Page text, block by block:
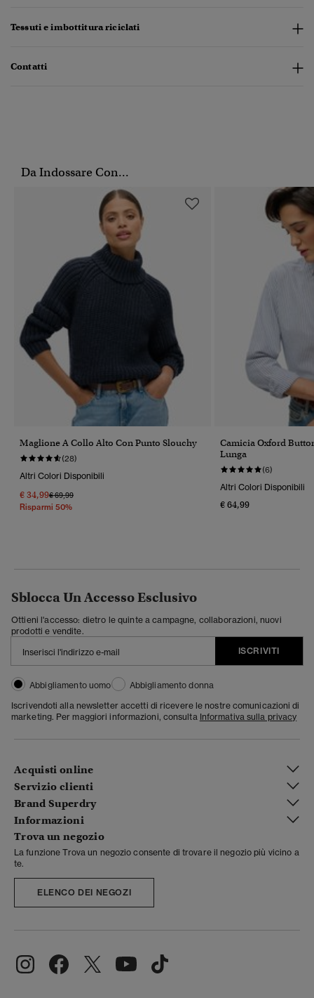
Tessuti e imbottitura riciclati
Contatti
Da Indossare Con...
Maglione A Collo Alto Con Punto Slouchy
(28)
Altri Colori Disponibili
€ 34,99Prezzo Ridotto Da
€ 69,99A
Risparmi 50%
Camicia Oxford
Lunga
(6)
Altri Colori Disponibili
€ 64,99
Sblocca Un Accesso Esclusivo
Ottieni l'accesso: dietro le quinte a campagne, collaborazioni, nuovi
prodotti e vendite.
ISCRIVITI
Abbigliamento uomo
Abbigliamento donna
Iscrivendoti alla newsletter accetti di ricevere le nostre comunicazioni di
marketing. Per maggiori informazioni, consulta Informativa sulla privacy
Acquisti online
Servizio clienti
Brand Superdry
Informazioni
Trova un negozio
La funzione Trova un negozio consente di trovare il negozio più vicino a
te.
ELENCO DEI NEGOZI